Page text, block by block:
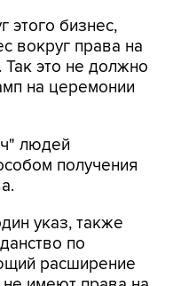
этого бизнес,
вокруг права на
это не должно
на церемонии
людей
получения
указ, также
по
расширение